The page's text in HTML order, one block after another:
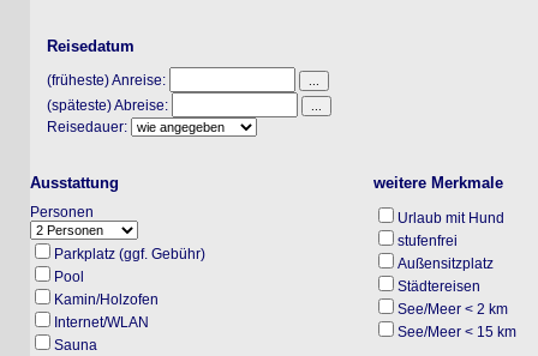
Reisedatum
(früheste) Anreise:
(späteste) Abreise:
Reisedauer:
Ausstattung
Personen
Parkplatz (ggf. Gebühr)
Pool
Kamin/Holzofen
Internet/WLAN
Sauna
weitere Merkmale
Urlaub mit Hund
stufenfrei
Außensitzplatz
Städtereisen
See/Meer < 2 km
See/Meer < 15 km